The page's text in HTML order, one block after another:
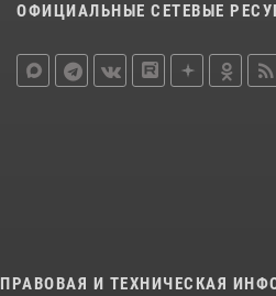
ОФИЦИАЛЬНЫЕ СЕТЕВЫЕ
ПРАВОВАЯ И ТЕХНИЧЕСКАЯ